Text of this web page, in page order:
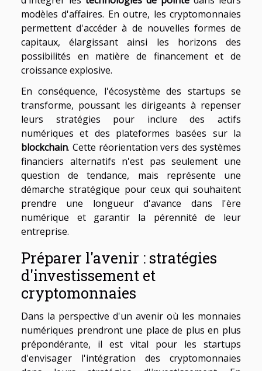
modèles d'affaires. En outre, les cryptomonnaies
permettent d'accéder à de nouvelles formes de
capitaux, élargissant ainsi les horizons des
possibilités en matière de financement et de
croissance explosive.
En conséquence, l'écosystème des startups se
transforme, poussant les dirigeants à repenser
leurs stratégies pour inclure des actifs
numériques et des plateformes basées sur la
blockchain. Cette réorientation vers des systèmes
financiers alternatifs n'est pas seulement une
question de tendance, mais représente une
démarche stratégique pour ceux qui souhaitent
prendre une longueur d'avance dans l'ère
numérique et garantir la pérennité de leur
entreprise.
Préparer l'avenir : stratégies
d'investissement et
cryptomonnaies
Dans la perspective d'un avenir où les monnaies
numériques prendront une place de plus en plus
prépondérante, il est vital pour les startups
d'envisager l'intégration des cryptomonnaies